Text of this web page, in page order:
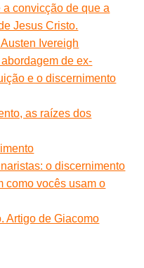
convicção de que a
Jesus Cristo.
Ivereigh
de ex-
e o discernimento
as raízes dos
o discernimento
como vocês usam o
Artigo de Giacomo